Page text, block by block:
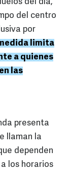
del día,
del centro
por
limita
a quienes
las
presenta
llaman la
dependen
los horarios